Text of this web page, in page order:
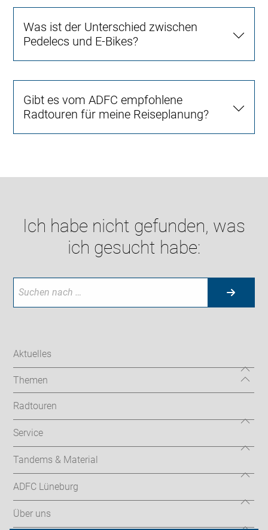
Was ist der Unterschied zwischen
Pedelecs und E-Bikes?
Gibt es vom ADFC empfohlene
Radtouren für meine Reiseplanung?
Ich habe nicht gefunden, was
ich gesucht habe:
Aktuelles
Themen
Radtouren
Service
Tandems & Material
ADFC Lüneburg
Über uns